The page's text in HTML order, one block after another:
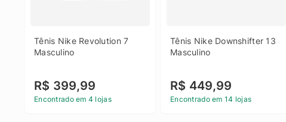
Tênis Nike Revolution 7
Masculino
R$ 399,99
Encontrado em 4 lojas
Tênis Nike Downshifter 13
Masculino
R$ 449,99
Encontrado em 14 lojas